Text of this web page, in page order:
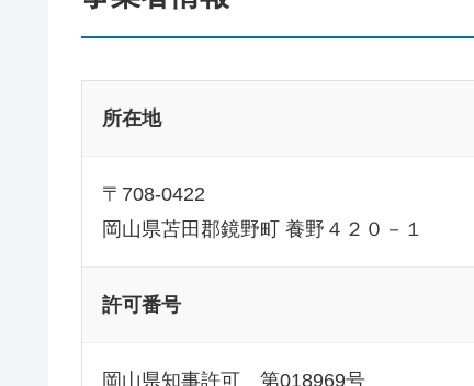
所在地
〒708-0422
岡山県苫田郡鏡野町 養野４２０－１
許可番号
岡山県知事許可 第018969号